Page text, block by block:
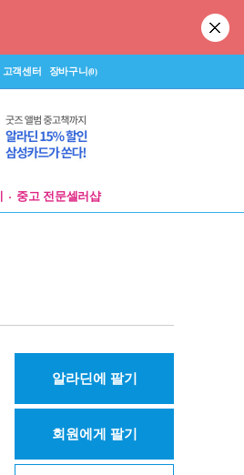
고객센터 장바구니(0)
중고 전문셀러샵
알라딘에 팔기
회원에게 팔기